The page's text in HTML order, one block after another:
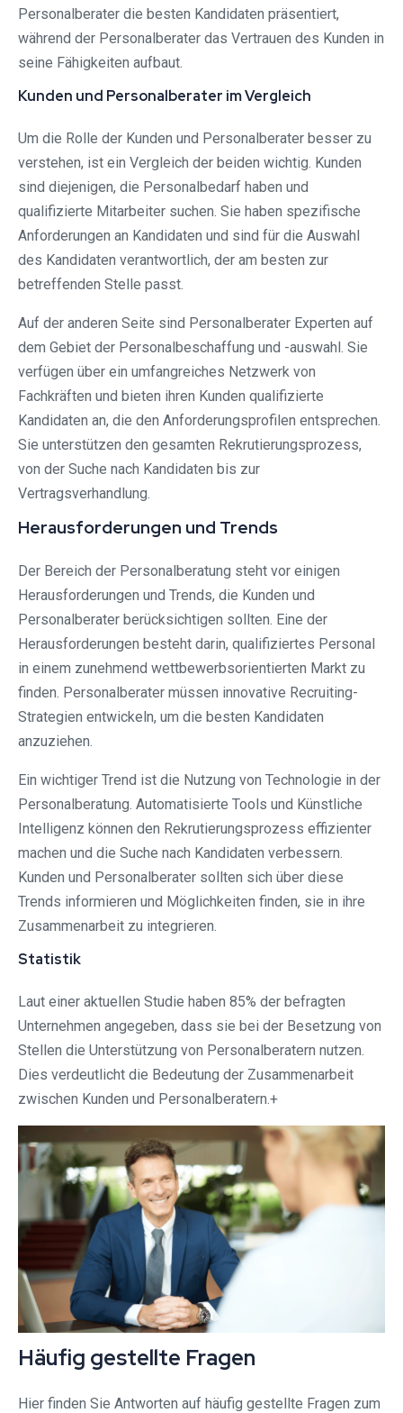
Personalberater die besten Kandidaten präsentiert,
während der Personalberater das Vertrauen des Kunden in
seine Fähigkeiten aufbaut.
Kunden und Personalberater im Vergleich
Um die Rolle der Kunden und Personalberater besser zu
verstehen, ist ein Vergleich der beiden wichtig. Kunden
sind diejenigen, die Personalbedarf haben und
qualifizierte Mitarbeiter suchen. Sie haben spezifische
Anforderungen an Kandidaten und sind für die Auswahl
des Kandidaten verantwortlich, der am besten zur
betreffenden Stelle passt.
Auf der anderen Seite sind Personalberater Experten auf
dem Gebiet der Personalbeschaffung und -auswahl. Sie
verfügen über ein umfangreiches Netzwerk von
Fachkräften und bieten ihren Kunden qualifizierte
Kandidaten an, die den Anforderungsprofilen entsprechen.
Sie unterstützen den gesamten Rekrutierungsprozess,
von der Suche nach Kandidaten bis zur
Vertragsverhandlung.
Herausforderungen und Trends
Der Bereich der Personalberatung steht vor einigen
Herausforderungen und Trends, die Kunden und
Personalberater berücksichtigen sollten. Eine der
Herausforderungen besteht darin, qualifiziertes Personal
in einem zunehmend wettbewerbsorientierten Markt zu
finden. Personalberater müssen innovative Recruiting-
Strategien entwickeln, um die besten Kandidaten
anzuziehen.
Ein wichtiger Trend ist die Nutzung von Technologie in der
Personalberatung. Automatisierte Tools und Künstliche
Intelligenz können den Rekrutierungsprozess effizienter
machen und die Suche nach Kandidaten verbessern.
Kunden und Personalberater sollten sich über diese
Trends informieren und Möglichkeiten finden, sie in ihre
Zusammenarbeit zu integrieren.
Statistik
Laut einer aktuellen Studie haben 85% der befragten
Unternehmen angegeben, dass sie bei der Besetzung von
Stellen die Unterstützung von Personalberatern nutzen.
Dies verdeutlicht die Bedeutung der Zusammenarbeit
zwischen Kunden und Personalberatern.+
Häufig gestellte Fragen
Hier finden Sie Antworten auf häufig gestellte Fragen zum